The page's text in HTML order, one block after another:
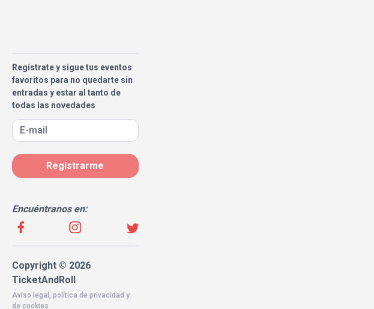
Regístrate y sigue tus eventos
favoritos para no quedarte sin
entradas y estar al tanto de
todas las novedades
Registrarme
Encuéntranos en:
Copyright © 2026
TicketAndRoll
Aviso legal , política de privacidad y
de cookies